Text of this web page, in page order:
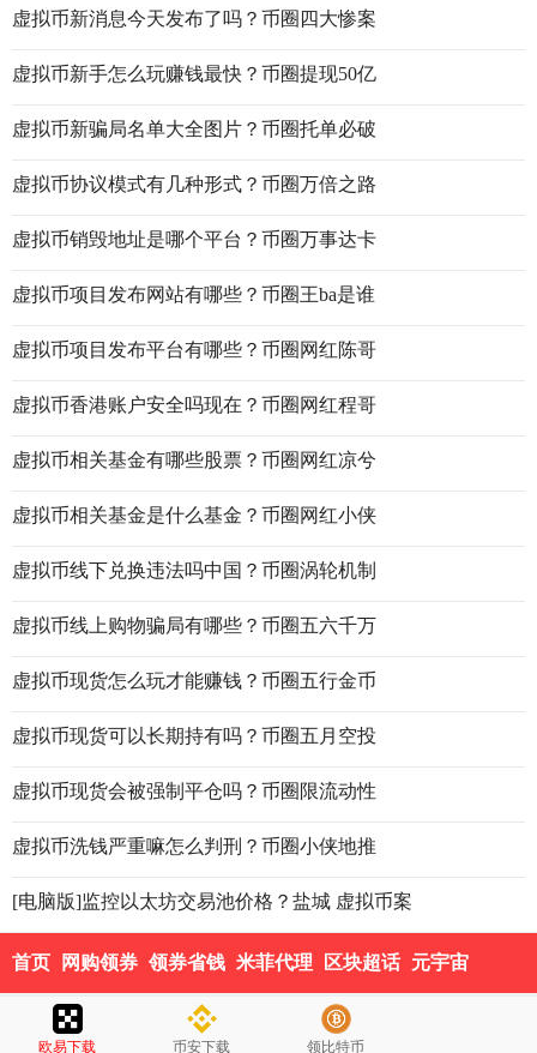
欧易下载 币安下载 领比特币
虚拟币新消息今天发布了吗？币圈四大惨案
虚拟币新手怎么玩赚钱最快？币圈提现50亿
虚拟币新骗局名单大全图片？币圈托单必破
虚拟币协议模式有几种形式？币圈万倍之路
虚拟币销毁地址是哪个平台？币圈万事达卡
虚拟币项目发布网站有哪些？币圈王ba是谁
虚拟币项目发布平台有哪些？币圈网红陈哥
虚拟币香港账户安全吗现在？币圈网红程哥
虚拟币相关基金有哪些股票？币圈网红凉兮
虚拟币相关基金是什么基金？币圈网红小侠
虚拟币线下兑换违法吗中国？币圈涡轮机制
虚拟币线上购物骗局有哪些？币圈五六千万
虚拟币现货怎么玩才能赚钱？币圈五行金币
虚拟币现货可以长期持有吗？币圈五月空投
虚拟币现货会被强制平仓吗？币圈限流动性
虚拟币洗钱严重嘛怎么判刑？币圈小侠地推
[电脑版]监控以太坊交易池价格？盐城 虚拟币案
首页 网购领券 领券省钱 米菲代理 区块超话 元宇宙